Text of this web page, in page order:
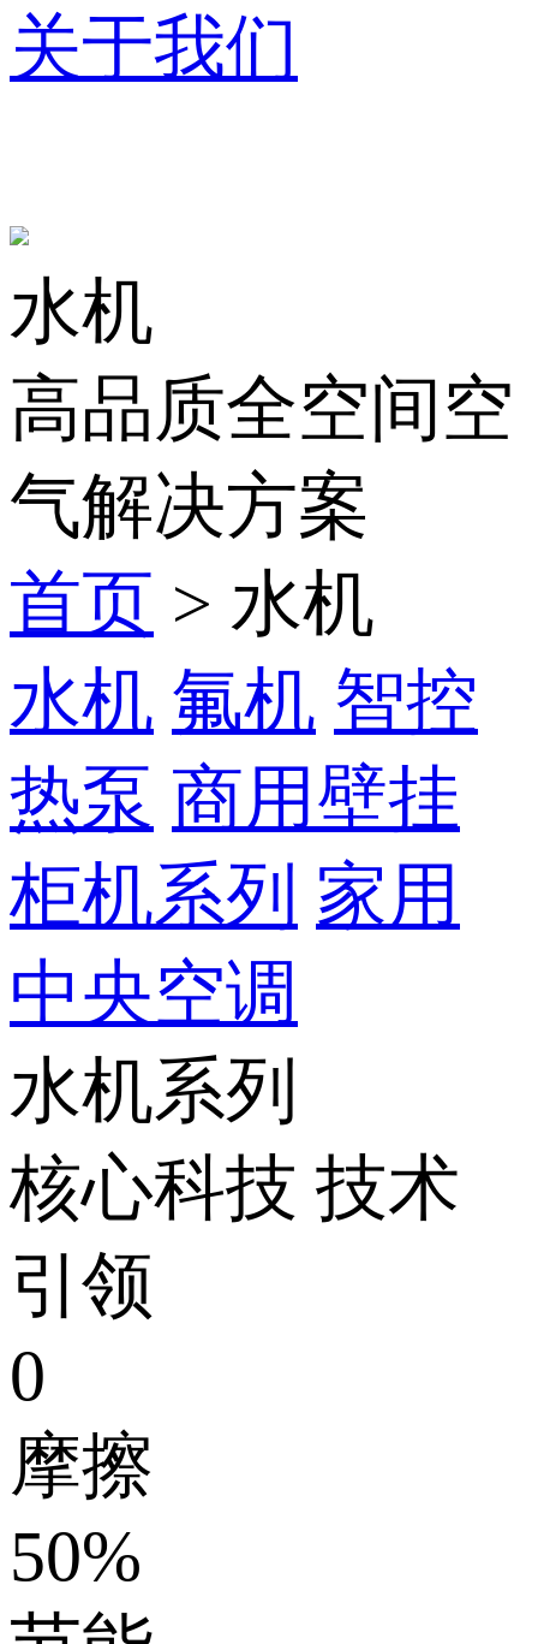
关于我们
水机
高品质全空间空
气解决方案
首页 > 水机
水机 氟机 智控
热泵 商用壁挂
柜机系列 家用
中央空调
水机系列
核心科技 技术
引领
0
摩擦
50%